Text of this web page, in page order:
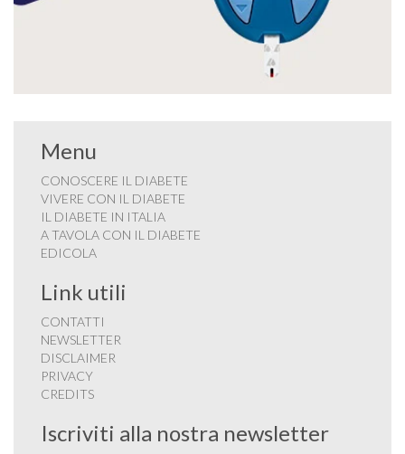
Menu
CONOSCERE IL DIABETE
VIVERE CON IL DIABETE
IL DIABETE IN ITALIA
A TAVOLA CON IL DIABETE
EDICOLA
Link utili
CONTATTI
NEWSLETTER
DISCLAIMER
PRIVACY
CREDITS
Iscriviti alla nostra newsletter